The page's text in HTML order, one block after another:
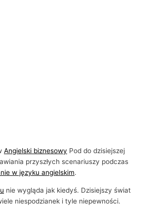
Angielski biznesowy Pod do dzisiejszej
przyszłych scenariuszy podczas
w języku angielskim.
nie wygląda jak kiedyś. Dzisiejszy świat
niespodzianek i tyle niepewności.